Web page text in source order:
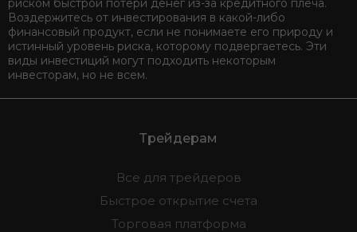
Воздержитесь от инвестирования в какой-либо
финансовый продукт, если не понимаете его природу и
истинный уровень риска, которому подвергаетесь. Эти
виды инвестиций могут подходить некоторым
инвесторам, но не всем.
Трейдерам
Все для трейдеров
Быстрое открытие счета
Торговая платформа